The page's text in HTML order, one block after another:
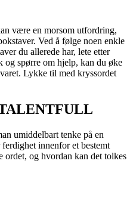
være en morsom utfordring,
Ved å følge noen enkle
du allerede har, lete etter
og spørre om hjelp, kan du øke
Lykke til med kryssordet
umiddelbart tenke på en
innenfor et bestemt
ordet, og hvordan kan det tolkes